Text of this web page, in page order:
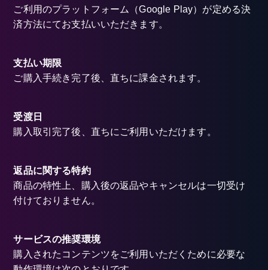
ご利用のプラットフォーム（Google Play）が定める決
済方法にてお支払いいただきます。
支払い期限
ご購入手続き完了後、直ちに課金されます。
受渡日
購入取引完了後、直ちにご利用いただけます。
返品に関する特約
商品の特性上、購入後の返品やキャンセルは一切受け
付けておりません。
サービスの推奨環境
購入されたコンテンツをご利用いただくために必要な